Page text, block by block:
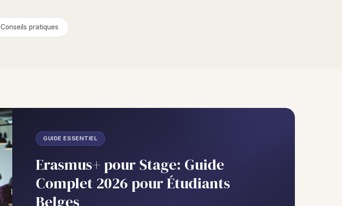
Conseils pratiques
GUIDE ESSENTIEL
Erasmus+ pour Stage: Guide
Complet 2026 pour Étudiants
Belges